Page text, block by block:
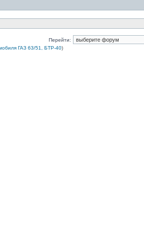
Перейти:
ГАЗ 63/51, БТР-40)